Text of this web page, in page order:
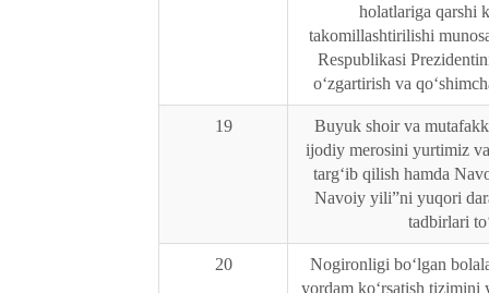
holatlariga qarshi
takomillashtirilishi
Respublikasi
o‘zgartirish va
19
Buyuk shoir va
ijodiy merosini yurtimiz
targ‘ib qilish hamda
Navoiy yili”ni yuqori
tadbirlari
20
Nogironligi bo‘lgan
yordam ko‘rsatish tizimini